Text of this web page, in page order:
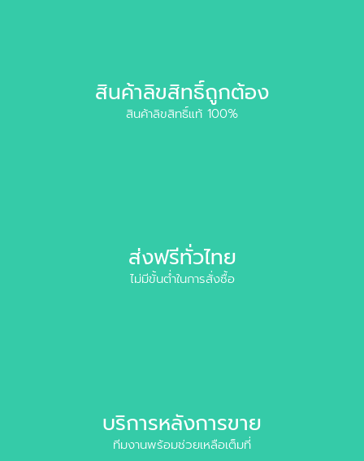
สินค้าลิขสิทธิ์ถูกต้อง
สินค้าลิขสิทธิ์แท้ 100%
ส่งฟรีทั่วไทย
ไม่มีขั้นต่ำในการสั่งซื้อ
บริการหลังการขาย
ทีมงานพร้อมช่วยเหลือเต็มที่